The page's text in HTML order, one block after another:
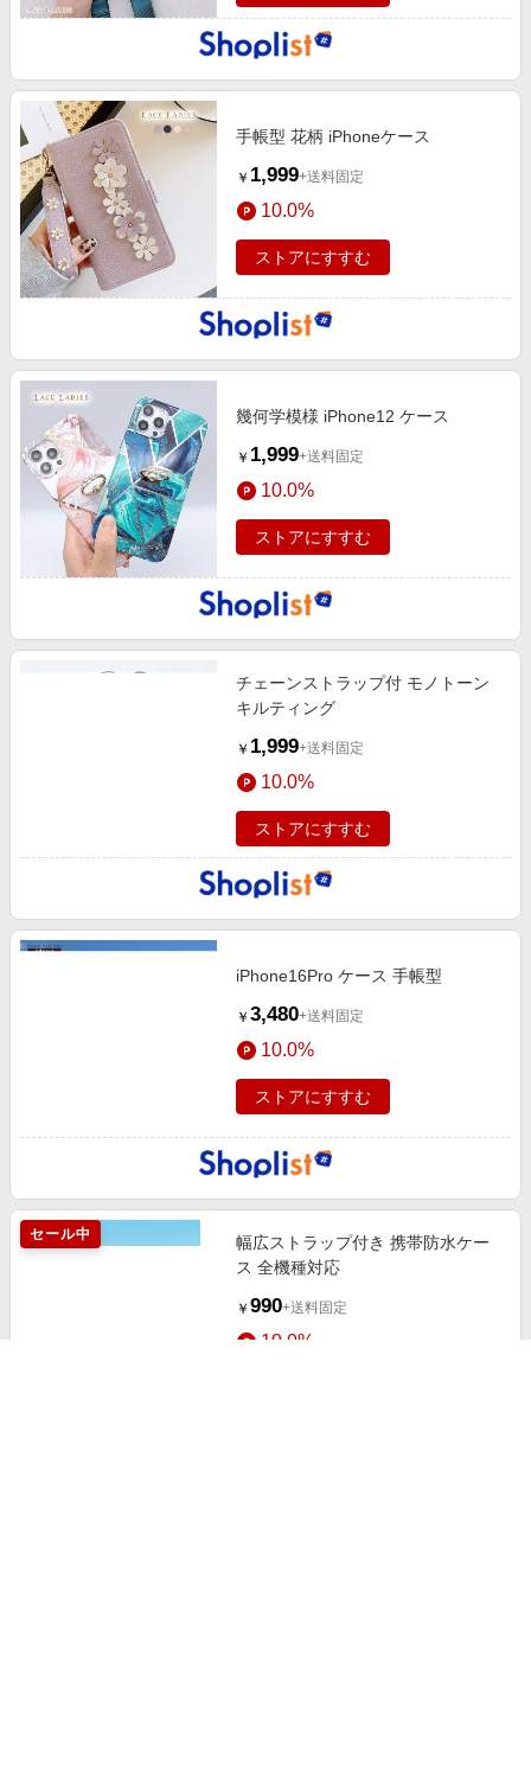
手帳型 花柄 iPhoneケース
￥ 1,999+送料固定
10.0%
ストアにすすむ
幾何学模様 iPhone12 ケース
￥ 1,999+送料固定
10.0%
ストアにすすむ
チェーンストラップ付 モノトーン
キルティング
￥ 1,999+送料固定
10.0%
ストアにすすむ
iPhone16Pro ケース 手帳型
￥ 3,480+送料固定
10.0%
ストアにすすむ
セール中
幅広ストラップ付き 携帯防水ケー
ス 全機種対応
￥ 990+送料固定
10.0%